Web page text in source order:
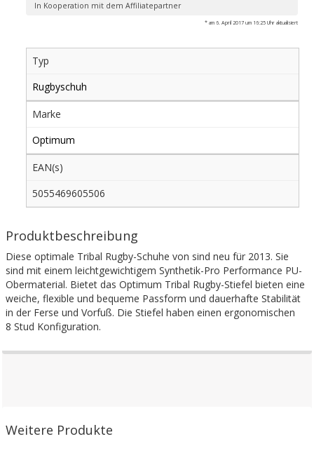
In Kooperation mit dem Affiliatepartner
* am 6. April 2017 um 16:25 Uhr aktualisiert
Typ
Rugbyschuh
Marke
Optimum
EAN(s)
5055469605506
Produktbeschreibung
Diese optimale Tribal Rugby-Schuhe von sind neu für 2013. Sie
sind mit einem leichtgewichtigem Synthetik-Pro Performance PU-
Obermaterial. Bietet das Optimum Tribal Rugby-Stiefel bieten eine
weiche, flexible und bequeme Passform und dauerhafte Stabilität
in der Ferse und Vorfuß. Die Stiefel haben einen ergonomischen
8 Stud Konfiguration.
Weitere Produkte